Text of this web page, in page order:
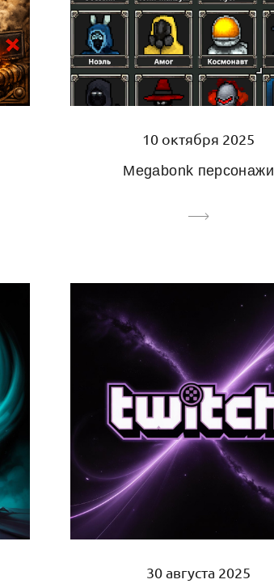
10 октября 2025
Megabonk персонажи
30 августа 2025